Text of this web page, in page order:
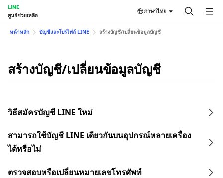
LINE
ศูนย์ช่วยเหลือ
ภาษาไทย
หน้าหลัก บัญชีและโปรไฟล์ LINE สร้างบัญชี/เปลี่ยนข้อมูลบัญชี
สร้างบัญชี/เปลี่ยนข้อมูลบัญชี
วิธีสมัครบัญชี LINE ใหม่
สามารถใช้บัญชี LINE เดียวกันบนอุปกรณ์หลายเครื่อง
ได้หรือไม่
ตรวจสอบหรือเปลี่ยนหมายเลขโทรศัพท์